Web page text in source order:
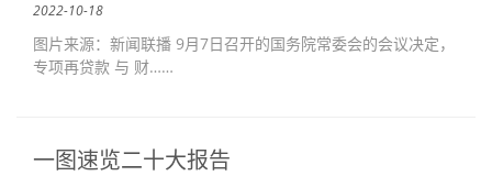
2022-10-18
图片来源：新闻联播 9月7日召开的国务院常委会的会议决定，
专项再贷款 与 财……
一图速览二十大报告